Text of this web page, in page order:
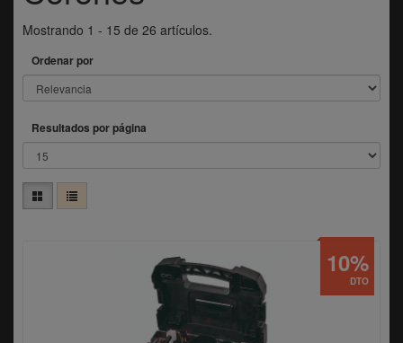
Mostrando 1 - 15 de 26 artículos.
Ordenar por
Resultados por página
DTO
10%